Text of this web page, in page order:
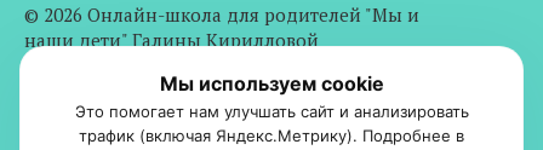
© 2026 Онлайн-школа для родителей "Мы и
наши дети" Галины Кирилловой
Политика конфиденциальности
Отказ от ответственности|Разработчик
Копирование материалов запрещено. Материалы сайта носят информационно-
Мы используем cookie
Это помогает нам улучшать сайт и анализировать
трафик (включая Яндекс.Метрику). Подробнее в